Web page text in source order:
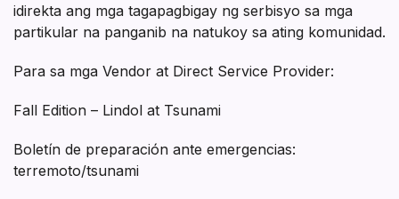
idirekta ang mga tagapagbigay ng serbisyo sa mga
partikular na panganib na natukoy sa ating komunidad.
Para sa mga Vendor at Direct Service Provider:
Fall Edition – Lindol at Tsunami
Boletín de preparación ante emergencias:
terremoto/tsunami